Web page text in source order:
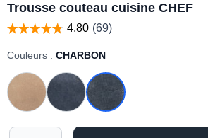
Trousse couteau cuisine CHEF
Couleurs : CHARBON